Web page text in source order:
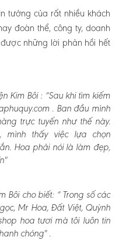
tưởng của rất nhiều khách
đoàn thể, công ty, doanh
những lời phản hồi hết
Kim Bôi :“Sau khi tìm kiếm
. Ban đầu mình
trực tuyến như thế này.
mình thấy việc lựa chọn
Hoa phải nói là làm đẹp,
Bôi cho biết:“ Trong số các
Mr Hoa, Đất Việt, Quỳnh
hoa tươi mà tôi luôn tin
chóng" .